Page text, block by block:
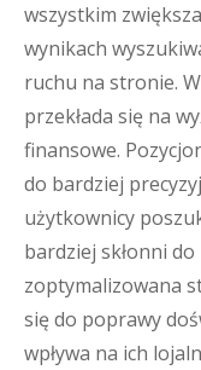
wszystkim
wynikach
ruchu na stronie.
przekłada się na
finansowe.
do bardziej
użytkownicy
bardziej skłonni
zoptymalizowana
się do poprawy
wpływa na ich